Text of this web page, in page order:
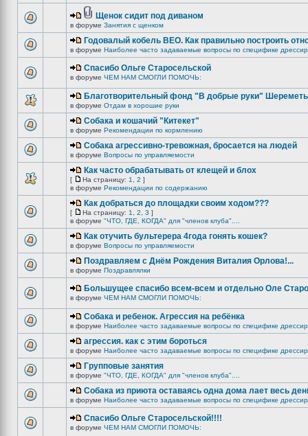
Щенок сидит под диваном
в форуме Занятия с щенком
Годовалый кобель ВЕО. Как правильно построить
в форуме Наиболее часто задаваемые вопросы по специфике
Спасибо Ольге Старосельской
в форуме ЧЕМ НАМ СМОГЛИ ПОМОЧЬ:
Благотворительный фонд "В добрые руки"
в форуме Отдам в хорошие руки
Собака и кошачий "Китекет"
в форуме Рекомендации по кормлению
Собака агрессивно-тревожная, бросается на людей
в форуме Вопросы по управляемости
Как часто обрабатывать от клещей и блох
[ На страницу: 1 2 ]
в форуме Рекомендации по содержанию
Как добраться до площадки своим ходом???
[ На страницу: 1 2 3 ]
в форуме "ЧТО, ГДЕ, КОГДА" для "членов клуба"....
Как отучить бультерера 4года гонять кошек?
в форуме Вопросы по управляемости
Поздравляем с Днём Рождения Виталия Орлова!...
в форуме Поздравлялки
Большущее спасибо всем-всем и отдельно Оле
в форуме ЧЕМ НАМ СМОГЛИ ПОМОЧЬ:
Собака и ребенок. Агрессия на ребёнка
в форуме Наиболее часто задаваемые вопросы по специфике
агрессия. как с этим бороться
в форуме Наиболее часто задаваемые вопросы по специфике
Групповые занятия
в форуме "ЧТО, ГДЕ, КОГДА" для "членов клуба"....
Собака из приюта оставаясь одна дома лает весь
в форуме Наиболее часто задаваемые вопросы по специфике
Спасибо Ольге Старосельской!!!!
в форуме ЧЕМ НАМ СМОГЛИ ПОМОЧЬ: